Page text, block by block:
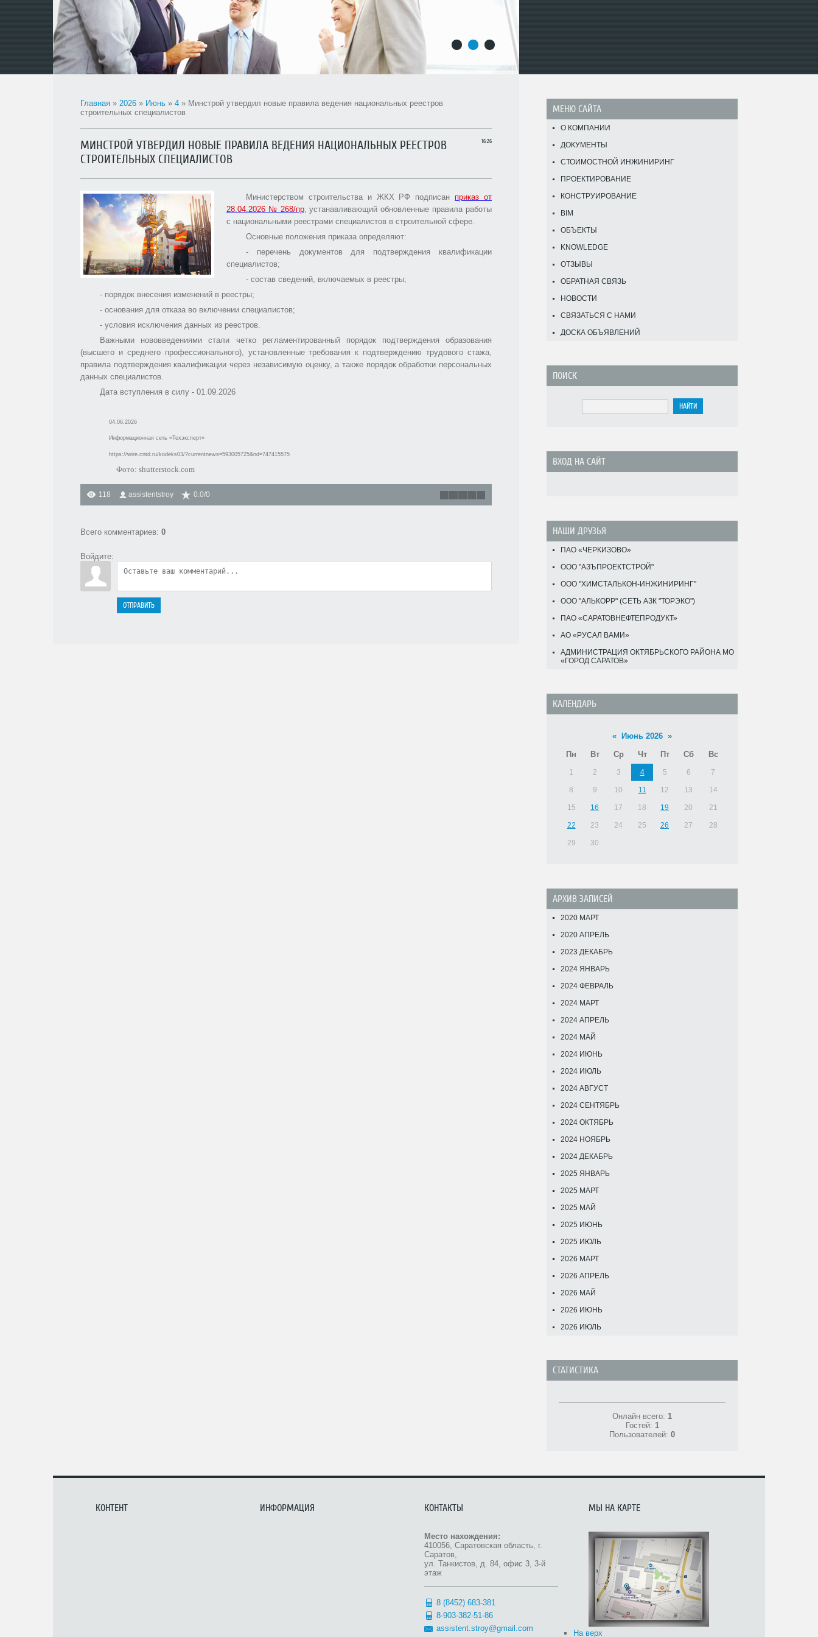
Главная » 2026 » Июнь » 4 » Минстрой утвердил новые правила ведения национальных реестров
строительных специалистов
16:26
МИНСТРОЙ УТВЕРДИЛ НОВЫЕ ПРАВИЛА ВЕДЕНИЯ НАЦИОНАЛЬНЫХ РЕЕСТРОВ
СТРОИТЕЛЬНЫХ СПЕЦИАЛИСТОВ
Министерством строительства и ЖКХ РФ подписан приказ от
28.04.2026 № 268/пр, устанавливающий обновленные правила работы
с национальными реестрами специалистов в строительной сфере.
Основные положения приказа определяют:
- перечень документов для подтверждения квалификации
специалистов;
- состав сведений, включаемых в реестры;
- порядок внесения изменений в реестры;
- основания для отказа во включении специалистов;
- условия исключения данных из реестров.
Важными нововведениями стали четко регламентированный порядок подтверждения образования
(высшего и среднего профессионального), установленные требования к подтверждению трудового стажа,
правила подтверждения квалификации через независимую оценку, а также порядок обработки персональных
данных специалистов.
Дата вступления в силу - 01.09.2026
04.06.2026
Информационная сеть «Техэксперт»
https://wire.cntd.ru/kodeks03/?currentnews=593005725&nd=747415575
Фото: shutterstock.com
118 assistentstroy 0.0/0
Всего комментариев: 0
Войдите:
ОТПРАВИТЬ
МЕНЮ САЙТА
О КОМПАНИИ
ДОКУМЕНТЫ
СТОИМОСТНОЙ ИНЖИНИРИНГ
ПРОЕКТИРОВАНИЕ
КОНСТРУИРОВАНИЕ
BIM
ОБЪЕКТЫ
KNOWLEDGE
ОТЗЫВЫ
ОБРАТНАЯ СВЯЗЬ
НОВОСТИ
СВЯЗАТЬСЯ С НАМИ
ДОСКА ОБЪЯВЛЕНИЙ
ПОИСК
ВХОД НА САЙТ
НАШИ ДРУЗЬЯ
ПАО «ЧЕРКИЗОВО»
ООО "АЗЪПРОЕКТСТРОЙ"
ООО "ХИМСТАЛЬКОН-ИНЖИНИРИНГ"
ООО "АЛЬКОРР" (СЕТЬ АЗК "ТОРЭКО")
ПАО «САРАТОВНЕФТЕПРОДУКТ»
АО «РУСАЛ ВАМИ»
АДМИНИСТРАЦИЯ ОКТЯБРЬСКОГО РАЙОНА МО
«ГОРОД САРАТОВ»
КАЛЕНДАРЬ
« Июнь 2026 »
Пн
Вт Ср Чт Пт Сб Вс
1 2 3 4 5 6 7
8 9 10 11 12 13 14
15 16 17 18 19 20 21
22 23 24 25 26 27 28
29 30
АРХИВ ЗАПИСЕЙ
2020 МАРТ
2020 АПРЕЛЬ
2023 ДЕКАБРЬ
2024 ЯНВАРЬ
2024 ФЕВРАЛЬ
2024 МАРТ
2024 АПРЕЛЬ
2024 МАЙ
2024 ИЮНЬ
2024 ИЮЛЬ
2024 АВГУСТ
2024 СЕНТЯБРЬ
2024 ОКТЯБРЬ
2024 НОЯБРЬ
2024 ДЕКАБРЬ
2025 ЯНВАРЬ
2025 МАРТ
2025 МАЙ
2025 ИЮНЬ
2025 ИЮЛЬ
2026 МАРТ
2026 АПРЕЛЬ
2026 МАЙ
2026 ИЮНЬ
2026 ИЮЛЬ
СТАТИСТИКА
Онлайн всего: 1
Гостей: 1
Пользователей: 0
КОНТЕНТ ИНФОРМАЦИЯ КОНТАКТЫ
Место нахождения:
410056, Саратовская область, г.
Саратов,
ул. Танкистов, д. 84, офис 3, 3-й
этаж
8 (8452) 683-381
8-903-382-51-86
assistent.stroy@gmail.com
МЫ НА КАРТЕ
На верх